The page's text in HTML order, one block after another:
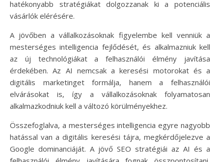
hatékonyabb stratégiákat dolgozzanak ki a potenciális
vásárlók elérésére.
A jövőben a vállalkozásoknak figyelembe kell venniük a
mesterséges intelligencia fejlődését, és alkalmazniuk kell
az új technológiákat a felhasználói élmény javítása
érdekében. Az AI nemcsak a keresési motorokat és a
digitális marketinget formálja, hanem a felhasználói
elvárásokat is, így a vállalkozásoknak folyamatosan
alkalmazkodniuk kell a változó körülményekhez.
Összefoglalva, a mesterséges intelligencia egyre nagyobb
hatással van a digitális keresési tájra, megkérdőjelezve a
Google dominanciáját. A jövő SEO stratégiái az AI és a